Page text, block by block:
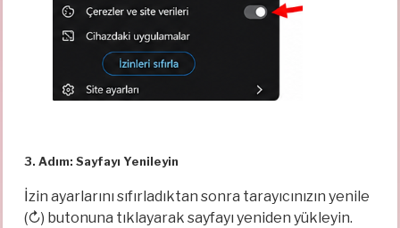
3. Adım: Sayfayı Yenileyin
İzin ayarlarını sıfırladıktan sonra tarayıcınızın yenile
(↻) butonuna tıklayarak sayfayı yeniden yükleyin.